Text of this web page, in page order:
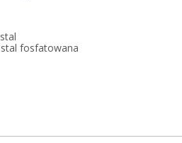
stal
stal fosfatowana